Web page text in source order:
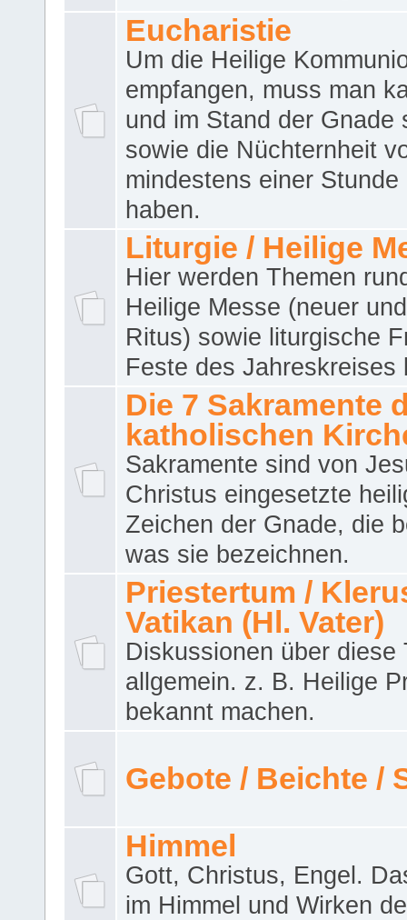
Eucharistie
Um die Heilige
empfangen, muss man
und im Stand der Gnade
sowie die Nüchternheit
mindestens einer Stunde
haben.
Liturgie / Heilige
Hier werden Themen
Heilige Messe (neuer
Ritus) sowie liturgische
Feste des Jahreskreises
Die 7 Sakramente
katholischen
Sakramente sind von
Christus eingesetzte
Zeichen der Gnade, die
was sie bezeichnen.
Priestertum /
Vatikan (Hl. Vater)
Diskussionen über diese
allgemein. z. B. Heilige
bekannt machen.
Gebote / Beichte /
Himmel
Gott, Christus, Engel.
im Himmel und Wirken